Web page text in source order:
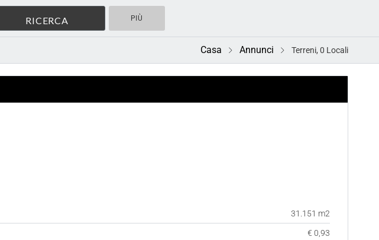
PIÙ
Casa Annunci Terreni, 0 Locali
31.151 m2
€ 0,93